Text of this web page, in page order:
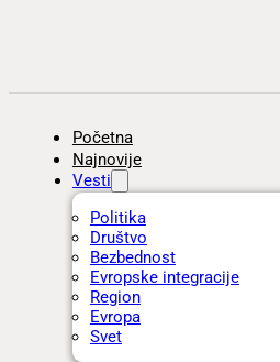
Početna
Najnovije
Vesti
Politika
Društvo
Bezbednost
Evropske integracije
Region
Evropa
Svet